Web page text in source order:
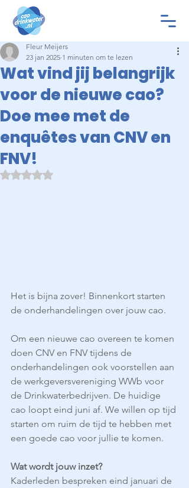
Wat vind jij belangrijk
voor de nieuwe cao?
Doe mee met de
enquêtes van CNV en
FNV!
Fleur Meijers
23 jan 2025 1 minuten om te lezen
Beoordeeld met NaN uit 5 sterren.
Het is bijna zover! Binnenkort starten
de onderhandelingen over jouw cao.
Om een nieuwe cao overeen te komen
doen CNV en FNV tijdens de
onderhandelingen ook voorstellen aan
de werkgeversvereniging WWb voor
de Drinkwaterbedrijven. De huidige
cao loopt eind juni af. We willen op tijd
starten om ruim de tijd te hebben met
een goede cao voor jullie te komen.
Wat wordt jouw inzet?
Kaderleden bespreken eind januari de